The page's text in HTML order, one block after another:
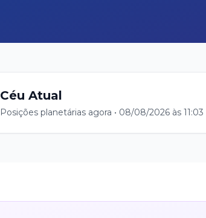
Céu Atual
Posições planetárias agora • 08/08/2026 às 11:03